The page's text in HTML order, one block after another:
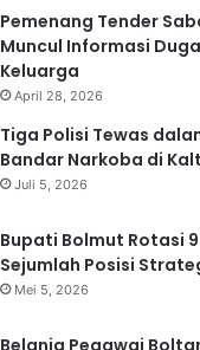
Pemenang Tender
Muncul Informasi
Keluarga
April 28, 2026
Tiga Polisi Tewas
Bandar Narkoba di
Juli 5, 2026
Bupati Bolmut Rotasi
Sejumlah Posisi
Mei 5, 2026